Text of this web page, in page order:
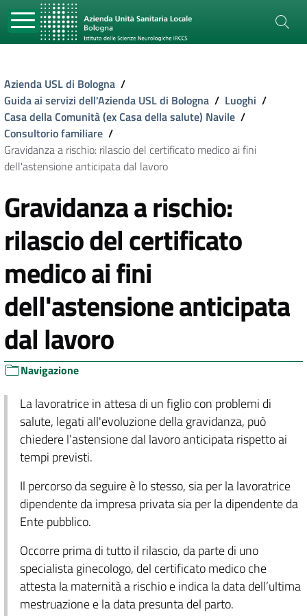
Azienda USL di Bologna /
Guida ai servizi dell'Azienda USL di Bologna / Luoghi /
Casa della Comunità (ex Casa della salute) Navile /
Consultorio familiare /
Gravidanza a rischio: rilascio del certificato medico ai fini
dell'astensione anticipata dal lavoro
Gravidanza a rischio:
rilascio del certificato
medico ai fini
dell'astensione anticipata
dal lavoro
Navigazione
La lavoratrice in attesa di un figlio con problemi di
salute, legati all'evoluzione della gravidanza, può
chiedere l’astensione dal lavoro anticipata rispetto ai
tempi previsti.
Il percorso da seguire è lo stesso, sia per la lavoratrice
dipendente da impresa privata sia per la dipendente da
Ente pubblico.
Occorre prima di tutto il rilascio, da parte di uno
specialista ginecologo, del certificato medico che
attesta la maternità a rischio e indica la data dell’ultima
mestruazione e la data presunta del parto.